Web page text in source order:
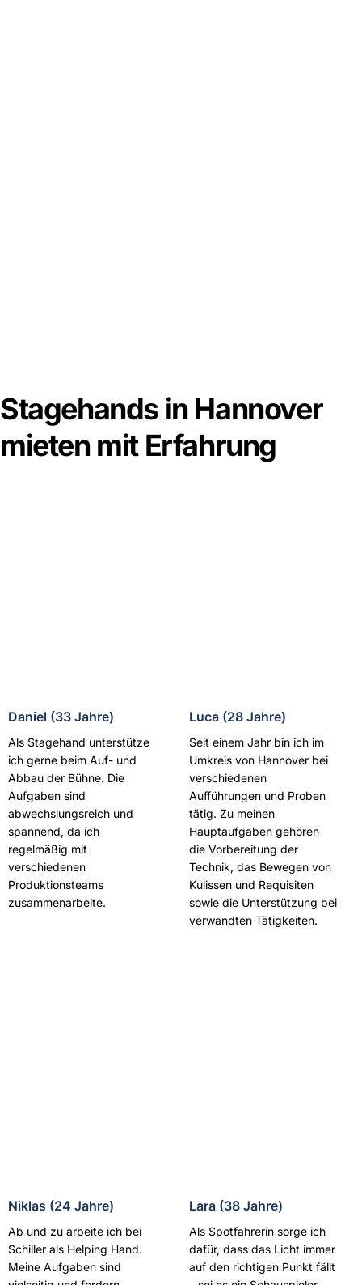
Stagehands in Hannover
mieten mit Erfahrung
Daniel (33 Jahre)
Als Stagehand unterstütze
ich gerne beim Auf- und
Abbau der Bühne. Die
Aufgaben sind
abwechslungsreich und
spannend, da ich
regelmäßig mit
verschiedenen
Produktionsteams
zusammenarbeite.
Luca (28 Jahre)
Seit einem Jahr bin ich im
Umkreis von Hannover bei
verschiedenen
Aufführungen und Proben
tätig. Zu meinen
Hauptaufgaben gehören
die Vorbereitung der
Technik, das Bewegen von
Kulissen und Requisiten
sowie die Unterstützung bei
verwandten Tätigkeiten.
Niklas (24 Jahre)
Ab und zu arbeite ich bei
Schiller als Helping Hand.
Meine Aufgaben sind
Lara (38 Jahre)
Als Spotfahrerin sorge ich
dafür, dass das Licht immer
auf den richtigen Punkt fällt